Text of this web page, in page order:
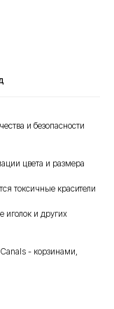
и безопасности
цвета и размера
токсичные красители
иголок и других
- корзинами,